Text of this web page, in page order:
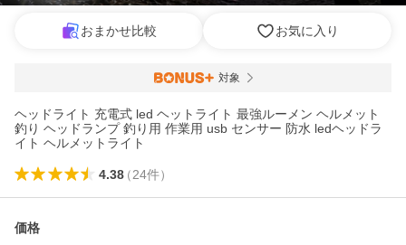
おまかせ比較 お気に入り
対象
ヘッドライト 充電式 led ヘットライト 最強ルーメン ヘルメット
釣り ヘッドランプ 釣り用 作業用 usb センサー 防水 ledヘッドラ
イト ヘルメットライト
4.38（24件）
価格